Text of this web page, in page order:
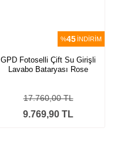
%45 İNDİRİM
GPD Fotoselli Çift Su Girişli
Lavabo Bataryası Rose
9.769,90 TL
17.760,00 TL